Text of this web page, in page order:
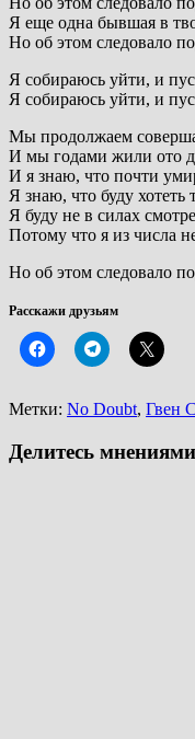
Я еще одна бывшая в
Но об этом следовало
Я собираюсь уйти, и
Я собираюсь уйти, и
Мы продолжаем
И мы годами жили ото
И я знаю, что почти
Я знаю, что буду
Я буду не в силах
Потому что я из числа
Но об этом следовало
Расскажи друзьям
Метки: No Doubt, Гвен
Делитесь мнениями